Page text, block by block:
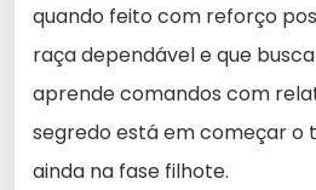
quando feito com reforço
raça dependável e que
aprende comandos com
segredo está em começar o
ainda na fase filhote.